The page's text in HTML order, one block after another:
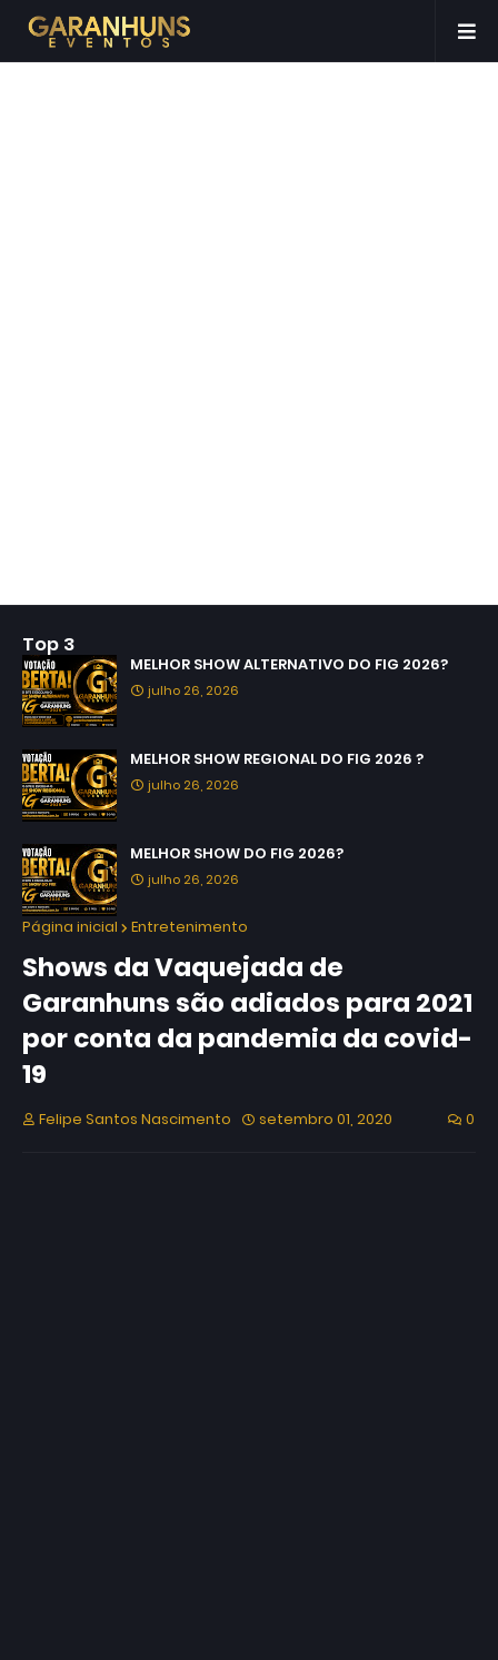
Top 3
MELHOR SHOW ALTERNATIVO DO FIG 2026?
julho 26, 2026
MELHOR SHOW REGIONAL DO FIG 2026 ?
julho 26, 2026
MELHOR SHOW DO FIG 2026?
julho 26, 2026
Página inicial Entretenimento
Shows da Vaquejada de
Garanhuns são adiados para 2021
por conta da pandemia da covid-
19
Felipe Santos Nascimento setembro 01, 2020 0